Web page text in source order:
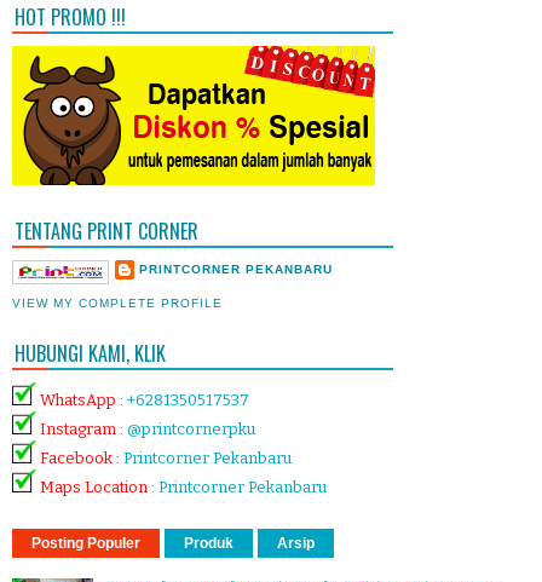
HOT PROMO !!!
TENTANG PRINT CORNER
PRINTCORNER PEKANBARU
VIEW MY COMPLETE PROFILE
HUBUNGI KAMI, KLIK
WhatsApp : +6281350517537
Instagram : @printcornerpku
Facebook : Printcorner Pekanbaru
Maps Location : Printcorner Pekanbaru
Posting Populer Produk Arsip